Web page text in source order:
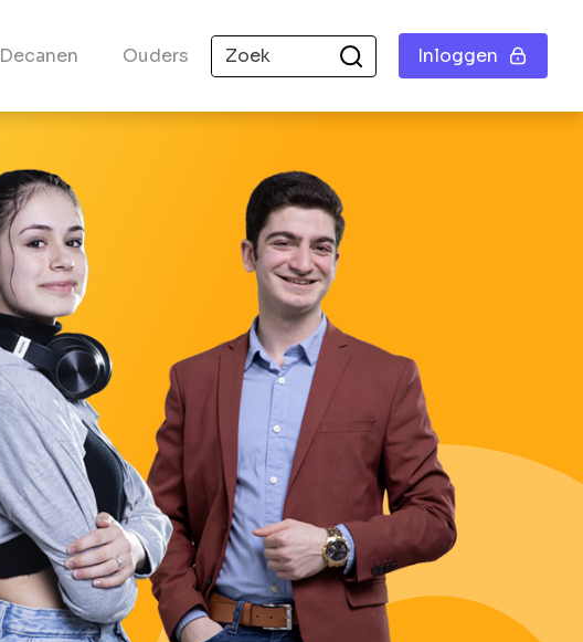
Decanen Ouders Inloggen